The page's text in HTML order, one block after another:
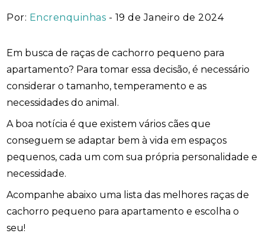
Por: Encrenquinhas - 19 de Janeiro de 2024
Em busca de raças de cachorro pequeno para
apartamento? Para tomar essa decisão, é necessário
considerar o tamanho, temperamento e as
necessidades do animal.
A boa notícia é que existem vários cães que
conseguem se adaptar bem à vida em espaços
pequenos, cada um com sua própria personalidade e
necessidade.
Acompanhe abaixo uma lista das melhores raças de
cachorro pequeno para apartamento e escolha o
seu!